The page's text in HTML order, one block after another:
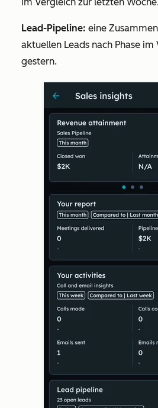
Lead-Pipeline: eine
aktuellen Leads nach Phase im
gestern.